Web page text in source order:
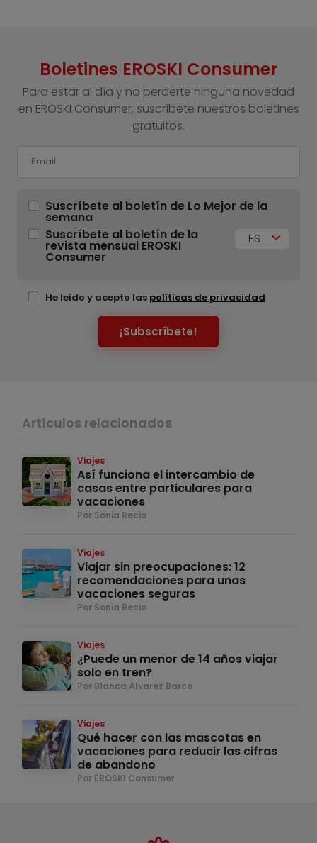
Boletines EROSKI Consumer
Para estar al día y no perderte ninguna novedad
en EROSKI Consumer, suscríbete nuestros boletines
gratuitos.
Suscríbete al boletín de Lo Mejor de la
semana
Suscríbete al boletín de la
revista mensual EROSKI
Consumer
ES
He leído y acepto las políticas de privacidad
¡Subscríbete!
Artículos relacionados
Viajes
Así funciona el intercambio de
casas entre particulares para
vacaciones
Por Sonia Recio
Viajes
Viajar sin preocupaciones: 12
recomendaciones para unas
vacaciones seguras
Por Sonia Recio
Viajes
¿Puede un menor de 14 años viajar
solo en tren?
Por Blanca Álvarez Barco
Viajes
Qué hacer con las mascotas en
vacaciones para reducir las cifras
de abandono
Por EROSKI Consumer